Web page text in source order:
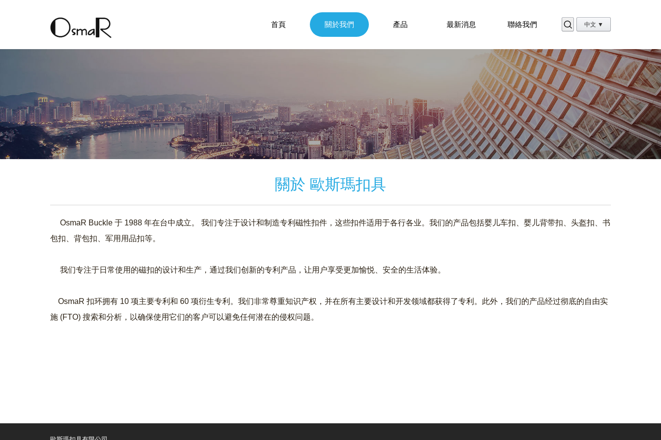
中文 ▼
首頁 關於我們 產品 最新消息 聯絡我們
關於 歐斯瑪扣具
OsmaR Buckle 于 1988 年在台中成立。 我们专注于设计和制造专利磁性扣件，这些扣件适用于各行各业。我们的产品包括婴儿车扣、婴儿背带扣、头盔扣、书
包扣、背包扣、军用用品扣等。
我们专注于日常使用的磁扣的设计和生产，通过我们创新的专利产品，让用户享受更加愉悦、安全的生活体验。
OsmaR 扣环拥有 10 项主要专利和 60 项衍生专利。我们非常尊重知识产权，并在所有主要设计和开发领域都获得了专利。此外，我们的产品经过彻底的自由实
施 (FTO) 搜索和分析，以确保使用它们的客户可以避免任何潜在的侵权问题。